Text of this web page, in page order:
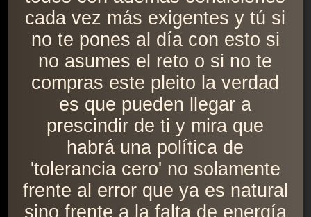
cada vez más exigentes y tú si
no te pones al día con esto si
no asumes el reto o si no te
compras este pleito la verdad
es que pueden llegar a
prescindir de ti y mira que
habrá una política de
'tolerancia cero' no solamente
frente al error que ya es natural
sino frente a la falta de energía